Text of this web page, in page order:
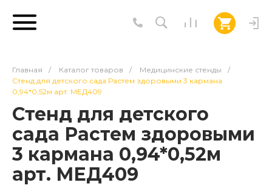
Главная / Каталог товаров / Медицинские стенды
/
Стенд для детского сада Растем здоровыми 3 кармана
0,94*0,52м арт. МЕД409
Стенд для детского
сада Растем здоровыми
3 кармана 0,94*0,52м
арт. МЕД409